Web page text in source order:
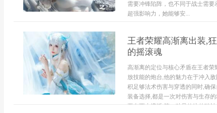
需要冲锋陷阵，也不同于战士需
超强影响力，她能够安...
王者荣耀高渐离出装,
的摇滚魂
高渐离的定位与核心矛盾在王者
放技能的炮台,他的魅力在于冲入
积足够法术伤害与穿透的同时,确
装备选择,都是一次对伤害与生存
要有两大流派,第一种是传统的噬神